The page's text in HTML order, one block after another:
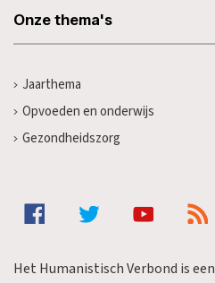
Onze thema's
Jaarthema
Opvoeden en onderwijs
Gezondheidszorg
Het Humanistisch Verbond is een